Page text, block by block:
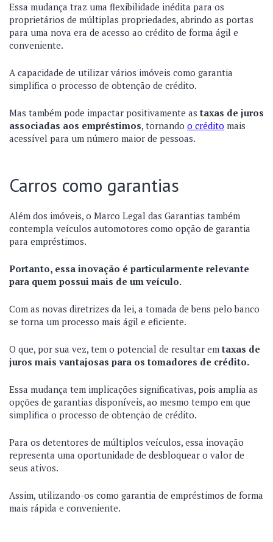
Essa mudança traz uma flexibilidade inédita para os
proprietários de múltiplas propriedades, abrindo as portas
para uma nova era de acesso ao crédito de forma ágil e
conveniente.
A capacidade de utilizar vários imóveis como garantia
simplifica o processo de obtenção de crédito.
Mas também pode impactar positivamente astaxas de juros
associadas aos empréstimos, tornando o crédito mais
acessível para um número maior de pessoas.
Carros como garantias
Além dos imóveis, o Marco Legal das Garantias também
contempla veículos automotores como opção de garantia
para empréstimos.
Portanto, essa inovação é particularmente relevante
para quem possui mais de um veículo.
Com as novas diretrizes da lei, a tomada de bens pelo banco
se torna um processo mais ágil e eficiente.
O que, por sua vez, tem o potencial de resultar emtaxas de
juros mais vantajosas para os tomadores de crédito.
Essa mudança tem implicações significativas, pois amplia as
opções de garantias disponíveis, ao mesmo tempo em que
simplifica o processo de obtenção de crédito.
Para os detentores de múltiplos veículos, essa inovação
representa uma oportunidade de desbloquear o valor de
seus ativos.
Assim, utilizando-os como garantia de empréstimos de forma
mais rápida e conveniente.